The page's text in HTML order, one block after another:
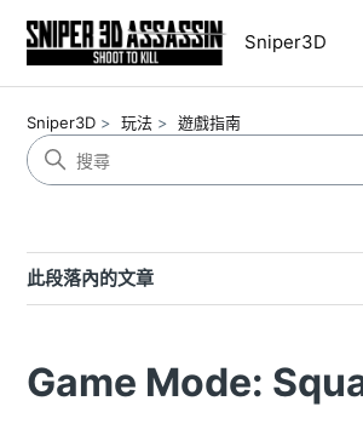
Sniper3D
Sniper3D 玩法 遊戲指南
此段落內的文章
Game Mode: